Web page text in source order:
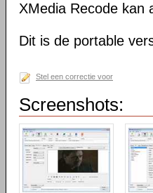
XMedia Recode kan
Dit is de portable
Stel een correctie voor
Screenshots: